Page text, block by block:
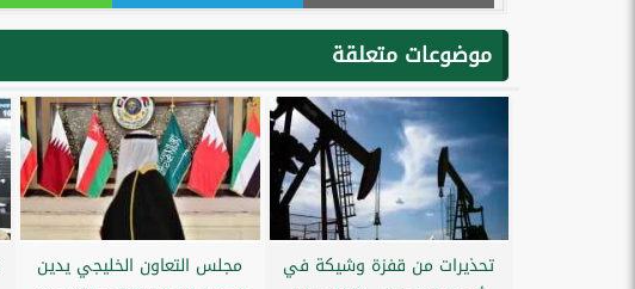
موضوعات متعلقة
تحذيرات من قفزة وشيكة في
مجلس التعاون الخليجي يدين